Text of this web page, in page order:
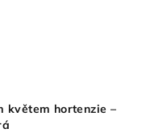
květem hortenzie –